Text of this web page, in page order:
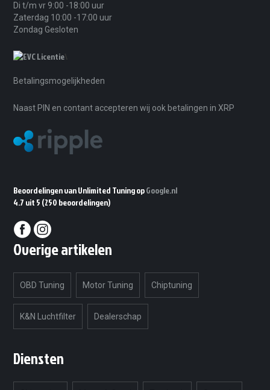
Di t/m vr 9:00 -18:00 uur
Zaterdag 10:00 -17:00 uur
Zondag Gesloten
Betalingsmogelijkheden
Naast PIN en contant accepteren wij ook betalingen in XRP
Beoordelingen van Unlimited Tuning opGoogle.nl
4.7 uit 5 (250 beoordelingen)
Overige artikelen
OBD Tuning Motor Tuning Chiptuning
K&N Luchtfilter Dealerschap
Diensten